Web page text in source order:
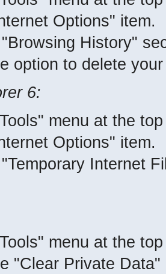
Options" item.
History"
option to delete
6:
menu at the
Options" item.
Internet
menu at the
"Clear Private Data"